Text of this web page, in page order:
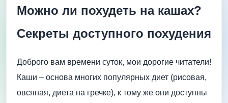
Можно ли похудеть на кашах?
Секреты доступного похудения
Доброго вам времени суток, мои дорогие читатели!
Каши – основа многих популярных диет (рисовая,
овсяная, диета на гречке), к тому же они доступны